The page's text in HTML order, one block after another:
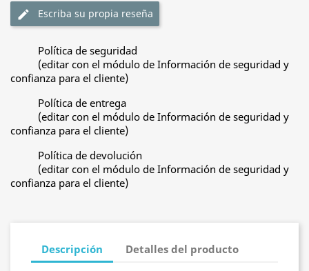
edit Escriba su propia reseña
Política de seguridad
(editar con el módulo de Información de seguridad y
confianza para el cliente)
Política de entrega
(editar con el módulo de Información de seguridad y
confianza para el cliente)
Política de devolución
(editar con el módulo de Información de seguridad y
confianza para el cliente)
Descripción Detalles del producto